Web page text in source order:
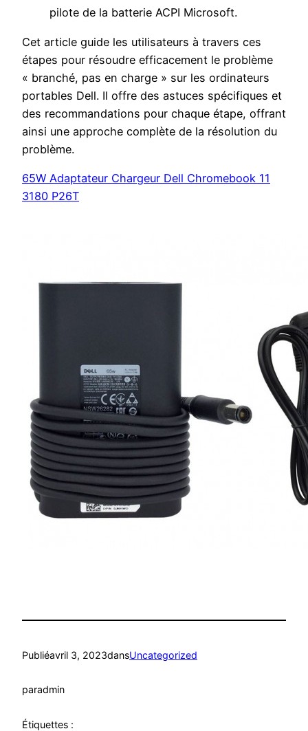
pilote de la batterie ACPI Microsoft.
Cet article guide les utilisateurs à travers ces
étapes pour résoudre efficacement le problème
« branché, pas en charge » sur les ordinateurs
portables Dell. Il offre des astuces spécifiques et
des recommandations pour chaque étape, offrant
ainsi une approche complète de la résolution du
problème.
65W Adaptateur Chargeur Dell Chromebook 11
3180 P26T
Publiéavril 3, 2023dansUncategorized
paradmin
Étiquettes :